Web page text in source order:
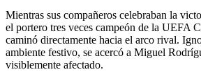
Mientras sus compañeros celebraban la
el portero tres veces campeón de la UEFA
caminó directamente hacia el arco rival.
ambiente festivo, se acercó a Miguel
visiblemente afectado.